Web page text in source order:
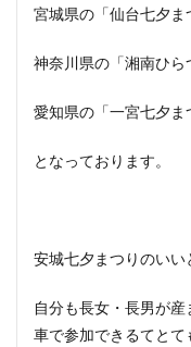
宮城県の「仙台七夕ま
神奈川県の「湘南ひら
愛知県の「一宮七夕ま
となっております。
安城七夕まつりのいい
自分も長女・長男が産
車で参加できるてとて